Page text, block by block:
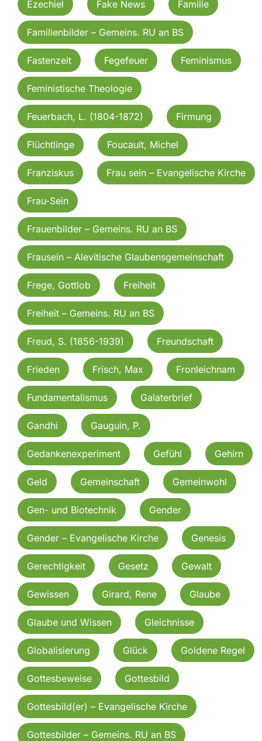
Ezechiel Fake News Familie
Familienbilder – Gemeins. RU an BS
Fastenzeit Fegefeuer Feminismus
Feministische Theologie
Feuerbach, L. (1804-1872) Firmung
Flüchtlinge Foucault, Michel
Franziskus Frau sein – Evangelische Kirche
Frau-Sein
Frauenbilder – Gemeins. RU an BS
Frausein – Alevitische Glaubensgemeinschaft
Frege, Gottlob Freiheit
Freiheit – Gemeins. RU an BS
Freud, S. (1856-1939) Freundschaft
Frieden Frisch, Max Fronleichnam
Fundamentalismus Galaterbrief
Gandhi Gauguin, P.
Gedankenexperiment Gefühl Gehirn
Geld Gemeinschaft Gemeinwohl
Gen- und Biotechnik Gender
Gender – Evangelische Kirche Genesis
Gerechtigkeit Gesetz Gewalt
Gewissen Girard, Rene Glaube
Glaube und Wissen Gleichnisse
Globalisierung Glück Goldene Regel
Gottesbeweise Gottesbild
Gottesbild(er) – Evangelische Kirche
Gottesbilder – Gemeins. RU an BS